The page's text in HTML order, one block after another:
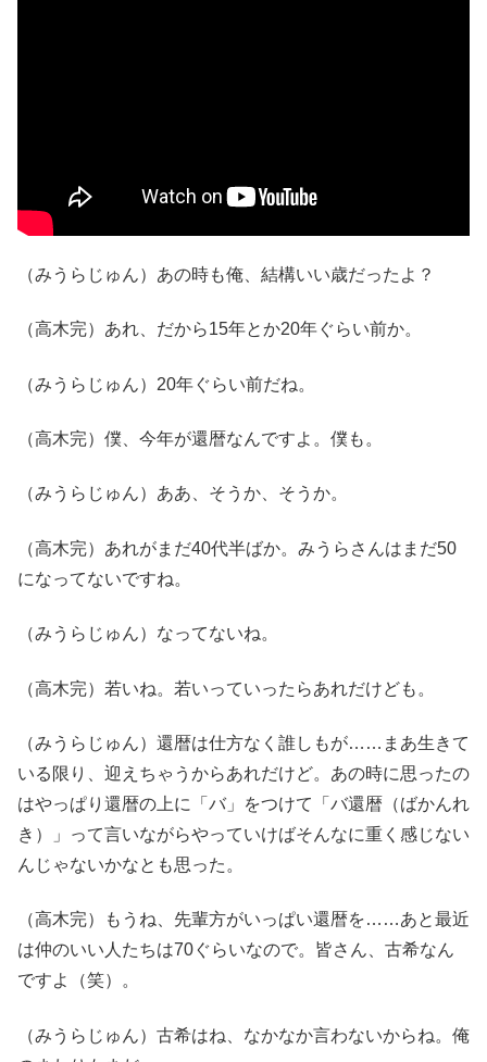
（みうらじゅん）あの時も俺、結構いい歳だったよ？
（高木完）あれ、だから15年とか20年ぐらい前か。
（みうらじゅん）20年ぐらい前だね。
（高木完）僕、今年が還暦なんですよ。僕も。
（みうらじゅん）ああ、そうか、そうか。
（高木完）あれがまだ40代半ばか。みうらさんはまだ50
になってないですね。
（みうらじゅん）なってないね。
（高木完）若いね。若いっていったらあれだけども。
（みうらじゅん）還暦は仕方なく誰しもが……まあ生きて
いる限り、迎えちゃうからあれだけど。あの時に思ったの
はやっぱり還暦の上に「バ」をつけて「バ還暦（ばかんれ
き）」って言いながらやっていけばそんなに重く感じない
んじゃないかなとも思った。
（高木完）もうね、先輩方がいっぱい還暦を……あと最近
は仲のいい人たちは70ぐらいなので。皆さん、古希なん
ですよ（笑）。
（みうらじゅん）古希はね、なかなか言わないからね。俺